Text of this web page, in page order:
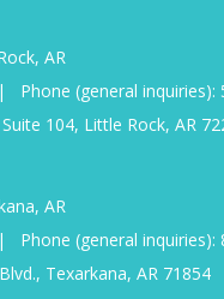
AR
| Phone (general inquiries):
104, Little Rock, AR
AR
| Phone (general inquiries):
Texarkana, AR 71854